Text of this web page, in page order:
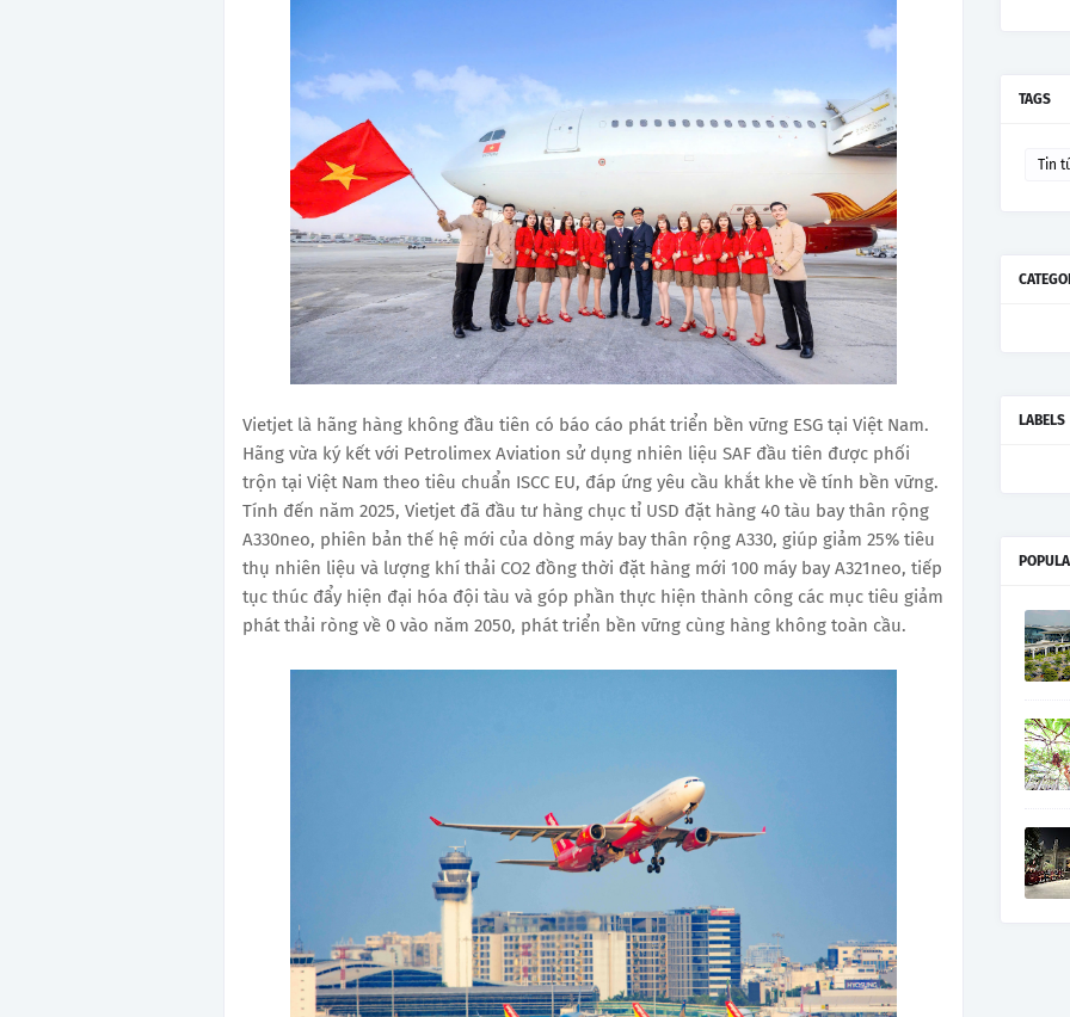
Vietjet là hãng hàng không đầu tiên có báo cáo phát triển bền vững ESG tại Việt Nam.
Hãng vừa ký kết với Petrolimex Aviation sử dụng nhiên liệu SAF đầu tiên được phối
trộn tại Việt Nam theo tiêu chuẩn ISCC EU, đáp ứng yêu cầu khắt khe về tính bền vững.
Tính đến năm 2025, Vietjet đã đầu tư hàng chục tỉ USD đặt hàng 40 tàu bay thân rộng
A330neo, phiên bản thế hệ mới của dòng máy bay thân rộng A330, giúp giảm 25% tiêu
thụ nhiên liệu và lượng khí thải CO2 đồng thời đặt hàng mới 100 máy bay A321neo, tiếp
tục thúc đẩy hiện đại hóa đội tàu và góp phần thực hiện thành công các mục tiêu giảm
phát thải ròng về 0 vào năm 2050, phát triển bền vững cùng hàng không toàn cầu.
TAGS
Tin
LABELS